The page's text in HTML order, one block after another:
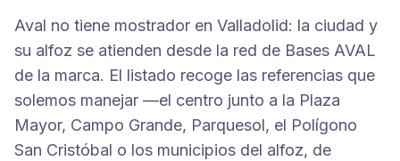
Aval no tiene mostrador en Valladolid: la ciudad y
su alfoz se atienden desde la red de Bases AVAL
de la marca. El listado recoge las referencias que
solemos manejar —el centro junto a la Plaza
Mayor, Campo Grande, Parquesol, el Polígono
San Cristóbal o los municipios del alfoz, de